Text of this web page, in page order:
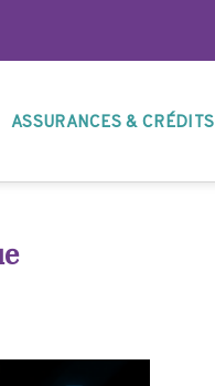
ASSURANCES & CRÉDITS